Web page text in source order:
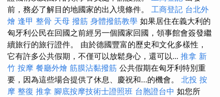
前，務必了解目的地國家的出入境條件。 工商登記 台北外
燴 逢甲 整骨 天母 撥筋 身體撥筋教學 如果居住在義大利的
匈牙利公民在回國之前經另一個國家回國，領事館會簽發繼
續旅行的旅行證件。 由於德國豐富的歷史和文化多樣性，
它有許多公共假期，不僅可以放鬆身心，還可以... 推拿 新
竹 按摩 餐廳外燴 筋膜沾黏撥筋 公共假期在匈牙利特別重
要，因為這些場合提供了休息、慶祝和…的機會。 北投 按
摩 整復 推拿 腳底按摩技術士證照班 台胞證台中 如您所